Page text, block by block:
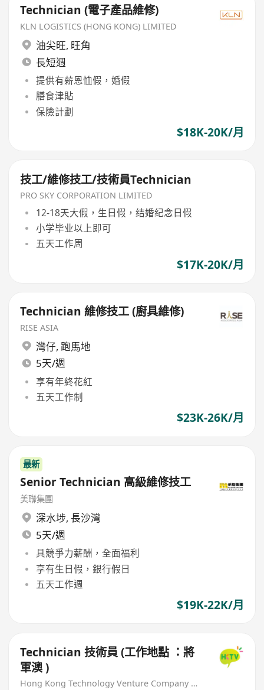
Technician (電子產品維修)
KLN LOGISTICS (HONG KONG) LIMITED
油尖旺, 旺角
長短週
提供有薪恩恤假，婚假
膳食津貼
保險計劃
$18K-20K/月
技工/維修技工/技術員Technician
PRO SKY CORPORATION LIMITED
12-18天大假，生日假，结婚纪念日假
小学毕业以上即可
五天工作周
$17K-20K/月
Technician 維修技工 (廚具維修)
RISE ASIA
灣仔, 跑馬地
5天/週
享有年終花紅
五天工作制
$23K-26K/月
最新
Senior Technician 高級維修技工
美聯集團
深水埗, 長沙灣
5天/週
具競爭力薪酬，全面福利
享有生日假，銀行假日
五天工作週
$19K-22K/月
Technician 技術員 (工作地點 ：將
軍澳 )
Hong Kong Technology Venture Company Limited(HKTV)